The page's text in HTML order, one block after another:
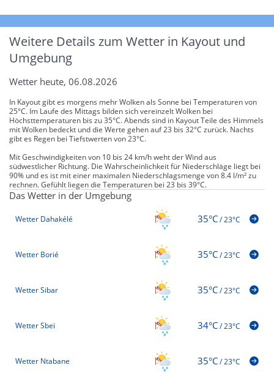
Weitere Details zum Wetter in Kayout und
Umgebung
Wetter heute, 06.08.2026
In Kayout gibt es morgens mehr Wolken als Sonne bei Temperaturen von
25°C. Im Laufe des Mittags bilden sich vereinzelt Wolken bei
Höchsttemperaturen bis zu 35°C. Abends sind in Kayout Teile des Himmels
mit Wolken bedeckt und die Werte gehen auf 23 bis 32°C zurück. Nachts
gibt es Regen bei Tiefstwerten von 23°C.
Mit Geschwindigkeiten von 10 bis 24 km/h weht der Wind aus
südwestlicher Richtung. Die Wahrscheinlichkeit für Niederschläge liegt bei
90% und es ist mit einer maximalen Niederschlagsmenge von 8.4 l/m² zu
rechnen. Gefühlt liegen die Temperaturen bei 23 bis 39°C.
Das Wetter in der Umgebung
Wetter Dahakélé 35°C/23°C
Wetter Borié 35°C/23°C
Wetter Sibar 35°C/23°C
Wetter Sbeï 34°C/23°C
Wetter Ntabane 35°C/23°C